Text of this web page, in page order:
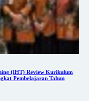
(IHT) Review Kurikulum
Pembelajaran Tahun